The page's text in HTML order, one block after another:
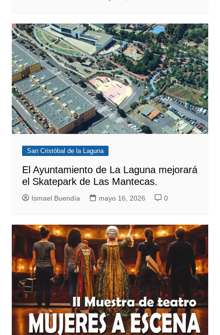
San Cristóbal de la Laguna
El Ayuntamiento de La Laguna mejorará
el Skatepark de Las Mantecas.
Ismael Buendía mayo 16, 2026 0